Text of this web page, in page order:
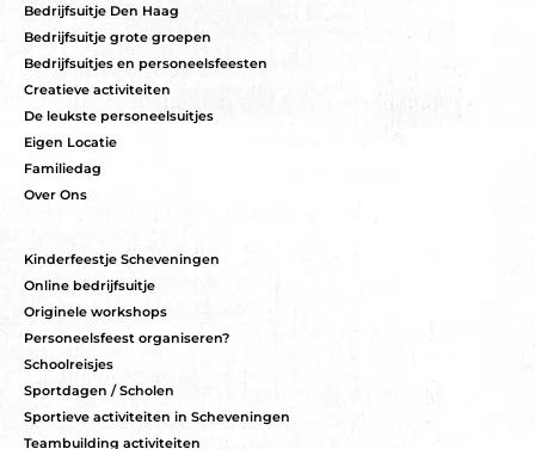
Bedrijfsuitje Den Haag
Bedrijfsuitje grote groepen
Bedrijfsuitjes en personeelsfeesten
Creatieve activiteiten
De leukste personeelsuitjes
Eigen Locatie
Familiedag
Over Ons
Kinderfeestje Scheveningen
Online bedrijfsuitje
Originele workshops
Personeelsfeest organiseren?
Schoolreisjes
Sportdagen / Scholen
Sportieve activiteiten in Scheveningen
Teambuilding activiteiten